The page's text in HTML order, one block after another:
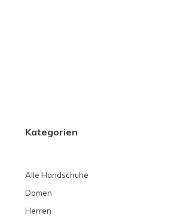
Kategorien
Alle Handschuhe
Damen
Herren